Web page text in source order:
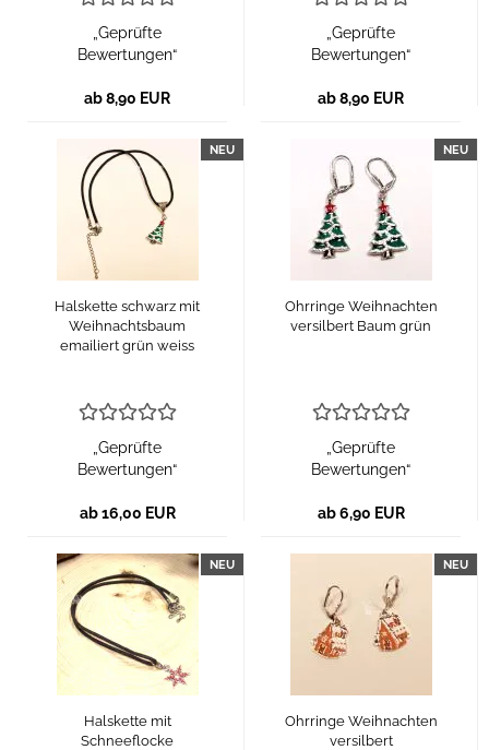
„Geprüfte
Bewertungen“
ab 8,90 EUR
„Geprüfte
Bewertungen“
ab 8,90 EUR
NEU
Halskette schwarz mit
Weihnachtsbaum
emailiert grün weiss
„Geprüfte
Bewertungen“
ab 16,00 EUR
NEU
Ohrringe Weihnachten
versilbert Baum grün
„Geprüfte
Bewertungen“
ab 6,90 EUR
NEU
Halskette mit
Schneeflocke
NEU
Ohrringe Weihnachten
versilbert